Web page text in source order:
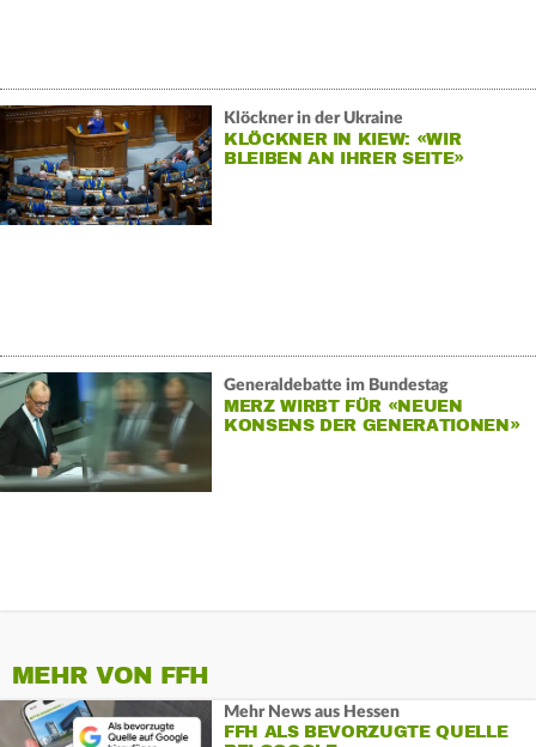
Klöckner in der Ukraine
KLÖCKNER IN KIEW: «WIR
BLEIBEN AN IHRER SEITE»
Generaldebatte im Bundestag
MERZ WIRBT FÜR «NEUEN
KONSENS DER GENERATIONEN»
MEHR VON FFH
Mehr News aus Hessen
FFH ALS BEVORZUGTE QUELLE